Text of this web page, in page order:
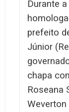
Durante
prefeito
Júnior
chapa
Roseana
Weverton